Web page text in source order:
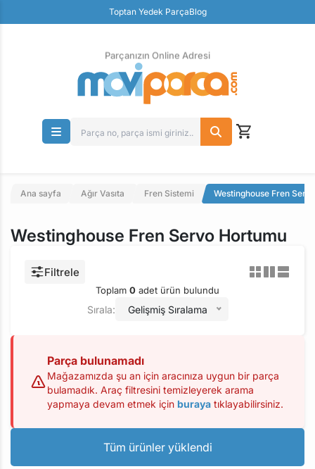
Toptan Yedek ParçaBlog
Parçanızın Online Adresi
Ana sayfa Ağır Vasıta Fren Sistemi Westinghouse Fren
Westinghouse Fren Servo Hortumu
Filtrele
Toplam 0 adet ürün bulundu
Sırala: Gelişmiş Sıralama
Parça bulunamadı
Mağazamızda şu an için aracınıza uygun bir parça
bulamadık. Araç filtresini temizleyerek arama
yapmaya devam etmek için buraya tıklayabilirsiniz.
Tüm ürünler yüklendi